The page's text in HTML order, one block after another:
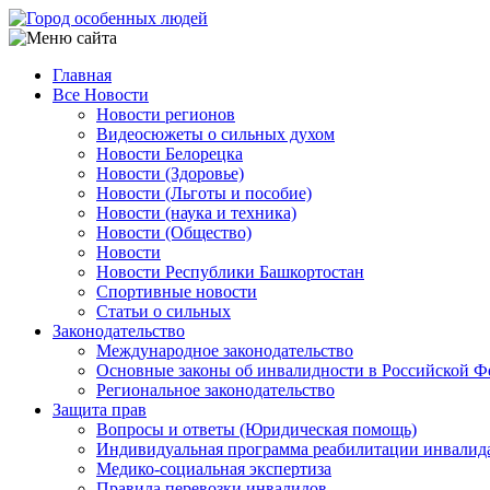
Перейти
к
содержанию
Main
navigation
Главная
Все Новости
Новости регионов
Видеосюжеты о сильных духом
Новости Белорецка
Новости (Здоровье)
Новости (Льготы и пособие)
Новости (наука и техника)
Новости (Общество)
Новости
Новости Республики Башкортостан
Спортивные новости
Статьи о сильных
Законодательство
Международное законодательство
Основные законы об инвалидности в Российской
Региональное законодательство
Защита прав
Вопросы и ответы (Юридическая помощь)
Индивидуальная программа реабилитации
Медико-социальная экспертиза